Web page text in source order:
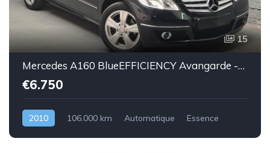
15
Mercedes A160 BlueEFFICIENCY Avangarde -essence euro 5-2010-106.000km-Top état -Garantie
€6.750
2010 106.000 km Automatique Essence